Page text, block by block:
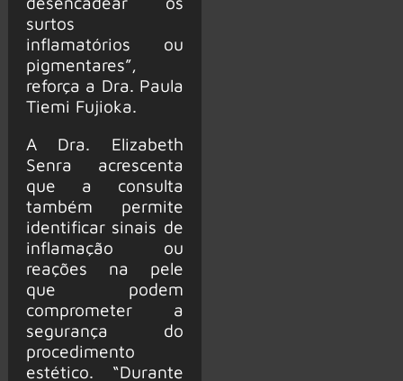
surtos
inflamatórios ou
pigmentares”,
reforça a Dra. Paula
Tiemi Fujioka.
A Dra. Elizabeth
Senra acrescenta
que a consulta
também permite
identificar sinais de
inflamação ou
reações na pele
que podem
comprometer a
segurança do
procedimento
estético. “Durante